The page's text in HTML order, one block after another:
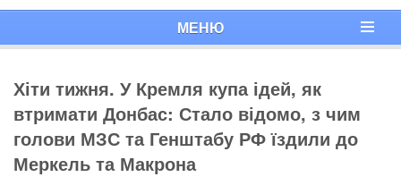
МЕНЮ
Хіти тижня. У Кремля купа ідей, як
втримати Донбас: Стало відомо, з чим
голови МЗС та Генштабу РФ їздили до
Меркель та Макрона